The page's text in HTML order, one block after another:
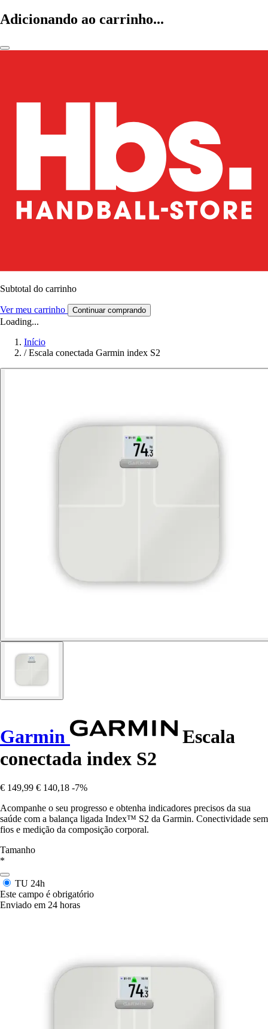
Adicionando ao carrinho...
Subtotal do carrinho
Ver meu carrinho Continuar comprando
Loading...
Início
/ Escala conectada Garmin index S2
Garmin
Escala
conectada index S2
€ 149,99 € 140,18 -7%
Acompanhe o seu progresso e obtenha indicadores precisos da sua
saúde com a balança ligada Index™ S2 da Garmin. Conectividade sem
fios e medição da composição corporal.
Tamanho
*
TU 24h
Este campo é obrigatório
Enviado em 24 horas